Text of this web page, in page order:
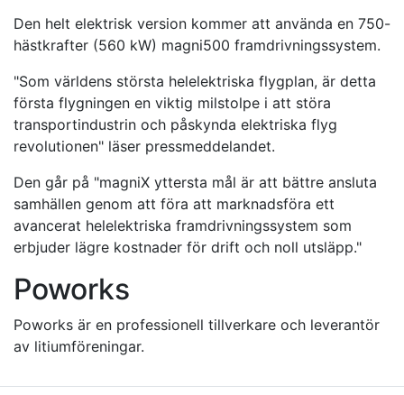
Den helt elektrisk version kommer att använda en 750-
hästkrafter (560 kW) magni500 framdrivningssystem.
"Som världens största helelektriska flygplan, är detta
första flygningen en viktig milstolpe i att störa
transportindustrin och påskynda elektriska flyg
revolutionen" läser pressmeddelandet.
Den går på "magniX yttersta mål är att bättre ansluta
samhällen genom att föra att marknadsföra ett
avancerat helelektriska framdrivningssystem som
erbjuder lägre kostnader för drift och noll utsläpp."
Poworks
Poworks är en professionell tillverkare och leverantör
av litiumföreningar.